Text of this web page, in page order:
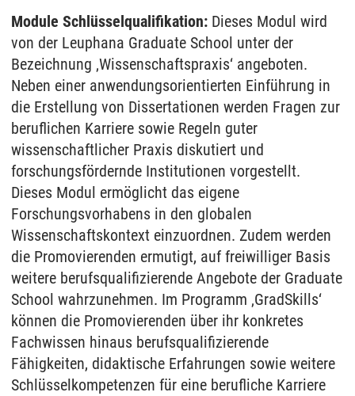
Module Schlüsselqualifikation: Dieses Modul wird
von der Leuphana Graduate School unter der
Bezeichnung ‚Wissenschaftspraxis‘ angeboten.
Neben einer anwendungsorientierten Einführung in
die Erstellung von Dissertationen werden Fragen zur
beruflichen Karriere sowie Regeln guter
wissenschaftlicher Praxis diskutiert und
forschungsfördernde Institutionen vorgestellt.
Dieses Modul ermöglicht das eigene
Forschungsvorhabens in den globalen
Wissenschaftskontext einzuordnen. Zudem werden
die Promovierenden ermutigt, auf freiwilliger Basis
weitere berufsqualifizierende Angebote der Graduate
School wahrzunehmen. Im Programm ‚GradSkills‘
können die Promovierenden über ihr konkretes
Fachwissen hinaus berufsqualifizierende
Fähigkeiten, didaktische Erfahrungen sowie weitere
Schlüsselkompetenzen für eine berufliche Karriere